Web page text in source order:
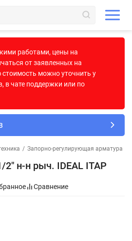
работами, цены на
от заявленных на
стоимость можно уточнить у
в чате поддержки или по
/ Запорно-регулирующая арматура
н-н рыч. IDEAL ITAP
Сравнение